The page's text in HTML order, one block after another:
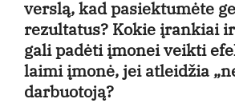
verslą, kad pasiektumėte
rezultatus? Kokie įrankiai
gali padėti įmonei veikti
laimi įmonė, jei atleidžia
darbuotoją?